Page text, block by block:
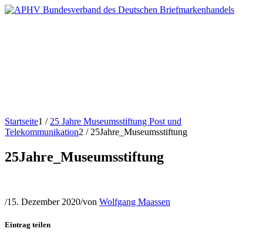
Startseite1 / 25 Jahre Museumsstiftung Post und
Telekommunikation2 / 25Jahre_Museumsstiftung
25Jahre_Museumsstiftung
/15. Dezember 2020/von Wolfgang Maassen
Eintrag teilen